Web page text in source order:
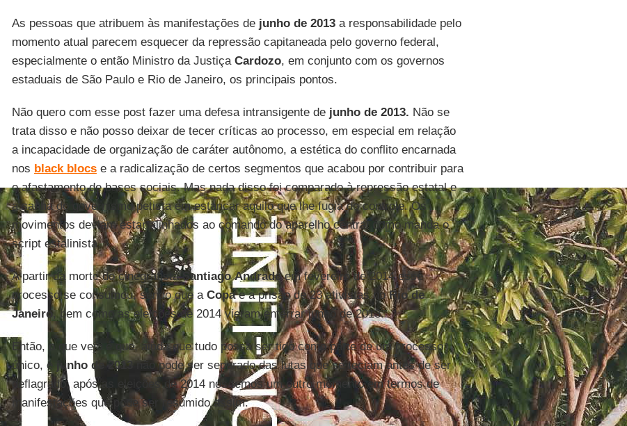
As pessoas que atribuem às manifestações de junho de 2013a responsabilidade pelo
momento atual parecem esquecer da repressão capitaneada pelo governo federal,
especialmente o então Ministro da Justiça Cardozo, em conjunto com os governos
estaduais de São Paulo e Rio de Janeiro, os principais pontos.
Não quero com esse post fazer uma defesa intransigente de junho de 2013. Não se
trata disso e não posso deixar de tecer críticas ao processo, em especial em relação
a incapacidade de organização de caráter autônomo, a estética do conflito encarnada
nos black blocse a radicalização de certos segmentos que acabou por contribuir para
o afastamento de bases sociais. Mas nada disso foi comparado à repressão estatal e
a sanha do governismo petista em estancar aquilo que lhe fugia do controle. Os
movimentos deviam estar alinhados ao comando do aparelho central como manda o
script estalinista.
A partir da morte do cinegrafistaSantiago Andradeem fevereiro de 2014 esse
processo se consumou, sendo que a Copae a prisão de 23 ativistas noRio de
Janeiro, bem como as eleições de 2014 vieram enterrar junho de 2013.
Então, o que vejo é que, ainda que tudo possa ser tido como parte de um processo
único, e junho de 2013não pode ser separado das lutas que se teciam antes de ser
deflagrado, após as eleições de 2014 nós temos um outro momento em termos de
manifestações que pode ser resumido assim: